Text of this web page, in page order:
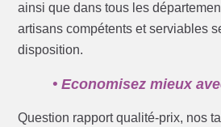
ainsi que dans tous les
artisans compétents et serviables
disposition.
• Economisez mieux
Question rapport qualité-prix, nos